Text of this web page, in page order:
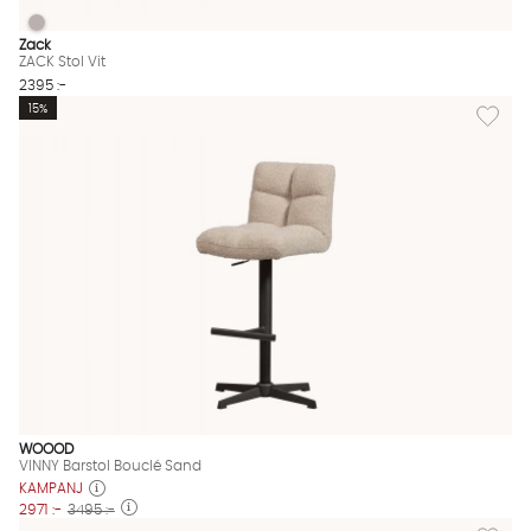
ZACK Stol Vit Finns även i dessa färger:
ZACK Stol Vit
Zack
ZACK Stol Vit
2395 :-
Lägg
15%
WOOOD
VINNY Barstol Bouclé Sand
KAMPANJ
2971 :- 3495 :-
Lägg